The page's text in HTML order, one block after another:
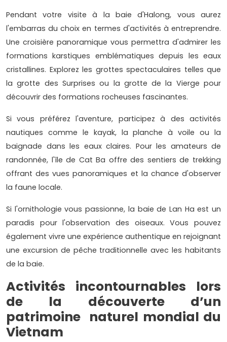
Pendant votre visite à la baie d'Halong, vous aurez
l'embarras du choix en termes d'activités à entreprendre.
Une croisière panoramique vous permettra d'admirer les
formations karstiques emblématiques depuis les eaux
cristallines. Explorez les grottes spectaculaires telles que
la grotte des Surprises ou la grotte de la Vierge pour
découvrir des formations rocheuses fascinantes.
Si vous préférez l'aventure, participez à des activités
nautiques comme le kayak, la planche à voile ou la
baignade dans les eaux claires. Pour les amateurs de
randonnée, l'île de Cat Ba offre des sentiers de trekking
offrant des vues panoramiques et la chance d'observer
la faune locale.
Si l'ornithologie vous passionne, la baie de Lan Ha est un
paradis pour l'observation des oiseaux. Vous pouvez
également vivre une expérience authentique en rejoignant
une excursion de pêche traditionnelle avec les habitants
de la baie.
Activités incontournables lors
de la découverte d’un
patrimoine naturel mondial du
Vietnam